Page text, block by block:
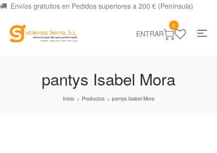
Envíos gratuitos en Pedidos superiores a 200 € (Península)
ENTRAR
0
pantys Isabel Mora
Inicio > Productos > pantys Isabel Mora